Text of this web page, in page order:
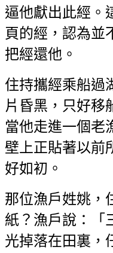
逼他獻出此經。
頁的經，認為並
把經還他。
住持攜經乘船過
片昏黑，只好移
當他走進一個老
壁上正貼著以前
好如初。
那位漁戶姓姚，
紙？漁戶說：「
光掉落在田裏，